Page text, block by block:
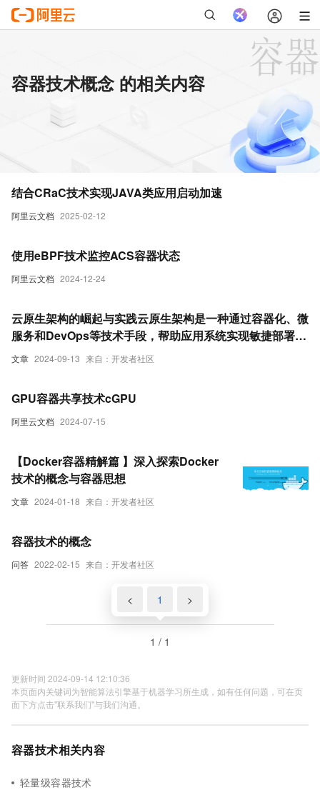
容器技术概念 的相关内容
阿里云文档 2025-02-12
结合CRaC技术实现JAVA类应用启动加速
阿里云文档 2024-12-24
使用eBPF技术监控ACS容器状态
文章 2024-09-13 来自：开发者社区
云原生架构的崛起与实践云原生架构是一种通过容器化、微
服务和DevOps等技术手段，帮助应用系统实现敏捷部署、
弹性扩展和高效运维的技术理念。本文将探讨云原生的概
阿里云文档 2024-07-15
GPU容器共享技术cGPU
文章 2024-01-18 来自：开发者社区
【Docker容器精解篇 】深入探索Docker
技术的概念与容器思想
问答 2022-02-15 来自：开发者社区
容器技术的概念
< 1 >
1 / 1
更新时间 2024-09-14 12:10:36
本页面内关键词为智能算法引擎基于机器学习所生成，如有任何问题，可在页
面下方点击"联系我们"与我们沟通。
容器技术相关内容
轻量级容器技术